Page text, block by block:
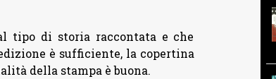
tipo di storia raccontata e che
è sufficiente, la copertina
della stampa è buona.